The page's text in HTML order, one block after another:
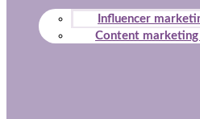
Influencer
Content